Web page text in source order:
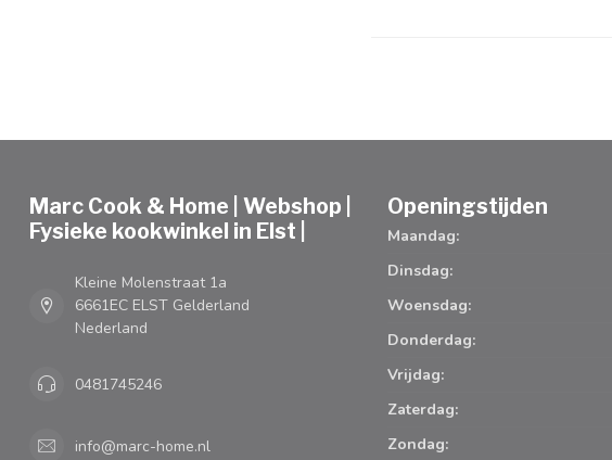
Marc Cook & Home | Webshop |
Fysieke kookwinkel in Elst |
Kleine Molenstraat 1a
6661EC ELST Gelderland
Nederland
0481745246
info@marc-home.nl
Openingstijden
Maandag:
Dinsdag:
Woensdag:
Donderdag:
Vrijdag:
Zaterdag:
Zondag: